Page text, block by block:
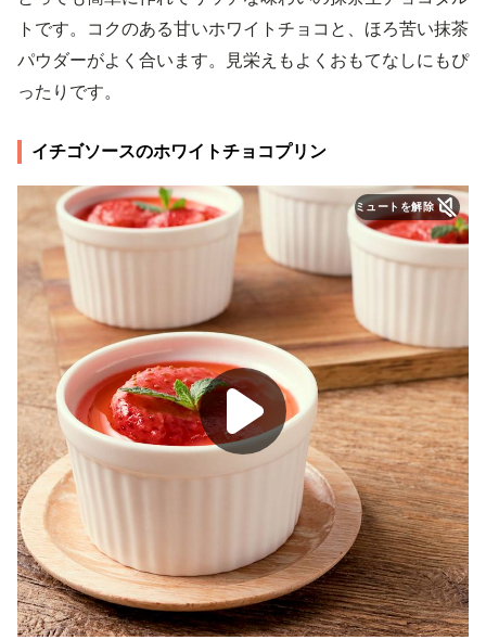
トです。コクのある甘いホワイトチョコと、ほろ苦い抹茶
パウダーがよく合います。見栄えもよくおもてなしにもぴ
ったりです。
イチゴソースのホワイトチョコプリン
ミュートを解除